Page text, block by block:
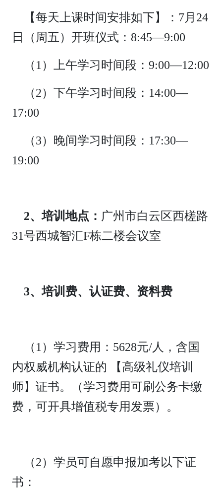
【每天上课时间安排如下】：7月24
日（周五）开班仪式：8:45—9:00
（1）上午学习时间段：9:00—12:00
（2）下午学习时间段：14:00—
17:00
（3）晚间学习时间段：17:30—
19:00
2、培训地点： 广州市白云区西槎路
31号西城智汇F栋二楼会议室
3、培训费、认证费、资料费
（1）学习费用：5628元/人，含国
内权威机构认证的 【高级礼仪培训
师】证书。（学习费用可刷公务卡缴
费，可开具增值税专用发票）。
（2）学员可自愿申报加考以下证
书：